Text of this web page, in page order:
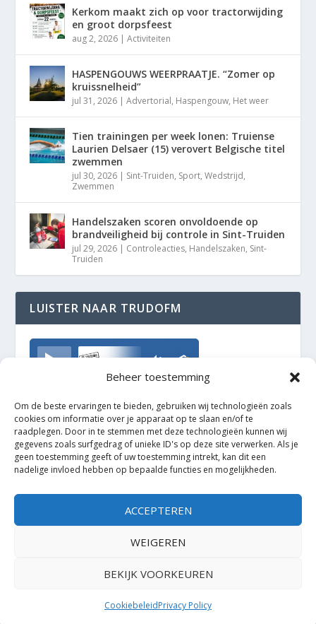
Beheer toestemming
Om de beste ervaringen te bieden, gebruiken wij technologieën zoals
cookies om informatie over je apparaat op te slaan en/of te
raadplegen. Door in te stemmen met deze technologieën kunnen wij
gegevens zoals surfgedrag of unieke ID's op deze site verwerken. Als je
geen toestemming geeft of uw toestemming intrekt, kan dit een
nadelige invloed hebben op bepaalde functies en mogelijkheden.
ACCEPTEREN
WEIGEREN
BEKIJK VOORKEUREN
CookiebeleidPrivacy Policy
Kerkom maakt zich op voor tractorwijding
en groot dorpsfeest
aug 2, 2026 |Activiteiten
HASPENGOUWS WEERPRAATJE. “Zomer op
kruissnelheid”
jul 31, 2026 |Advertorial, Haspengouw, Het weer
Tien trainingen per week lonen: Truiense
Laurien Delsaer (15) verovert Belgische titel
zwemmen
jul 30, 2026 | Sint-Truiden, Sport,Wedstrijd,
Zwemmen
Handelszaken scoren onvoldoende op
brandveiligheid bij controle in Sint-Truiden
jul 29, 2026 | Controleacties, Handelszaken, Sint-
Truiden
LUISTER NAAR TRUDOFM
TrudoFM
Elegant Themes| Mogelijk gemaakt door